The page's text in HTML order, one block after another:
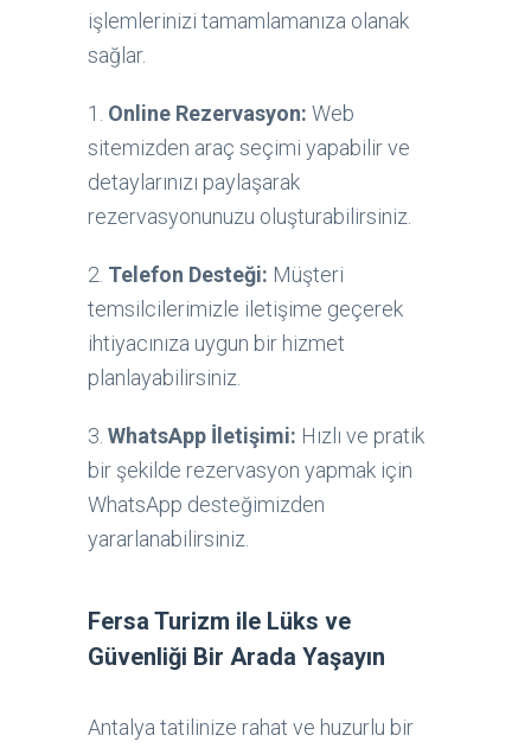
işlemlerinizi tamamlamanıza olanak
sağlar.
1. Online Rezervasyon: Web
sitemizden araç seçimi yapabilir ve
detaylarınızı paylaşarak
rezervasyonunuzu oluşturabilirsiniz.
2. Telefon Desteği: Müşteri
temsilcilerimizle iletişime geçerek
ihtiyacınıza uygun bir hizmet
planlayabilirsiniz.
3. WhatsApp İletişimi: Hızlı ve pratik
bir şekilde rezervasyon yapmak için
WhatsApp desteğimizden
yararlanabilirsiniz.
Fersa Turizm ile Lüks ve
Güvenliği Bir Arada Yaşayın
Antalya tatilinize rahat ve huzurlu bir